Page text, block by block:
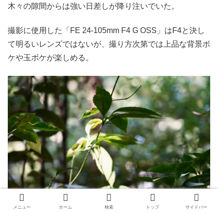
木々の隙間からは強い日差しが降り注いでいた。
撮影に使用した「FE 24-105mm F4 G OSS」はF4と決し
て明るいレンズではないが、撮り方次第では上品な背景ボ
ケや玉ボケが楽しめる。
メニュー ホーム 検索 トップ サイドバー